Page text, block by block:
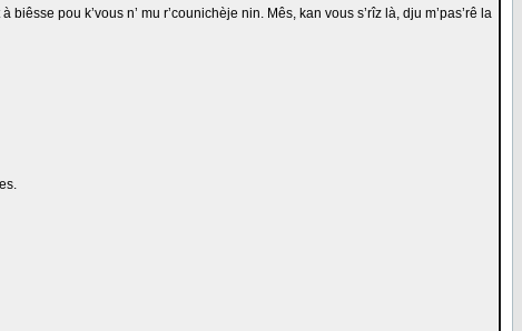
pou k’vous n’ mu r’counichèje nin. Mês, kan vous s’rîz là, dju m’pas’rê la